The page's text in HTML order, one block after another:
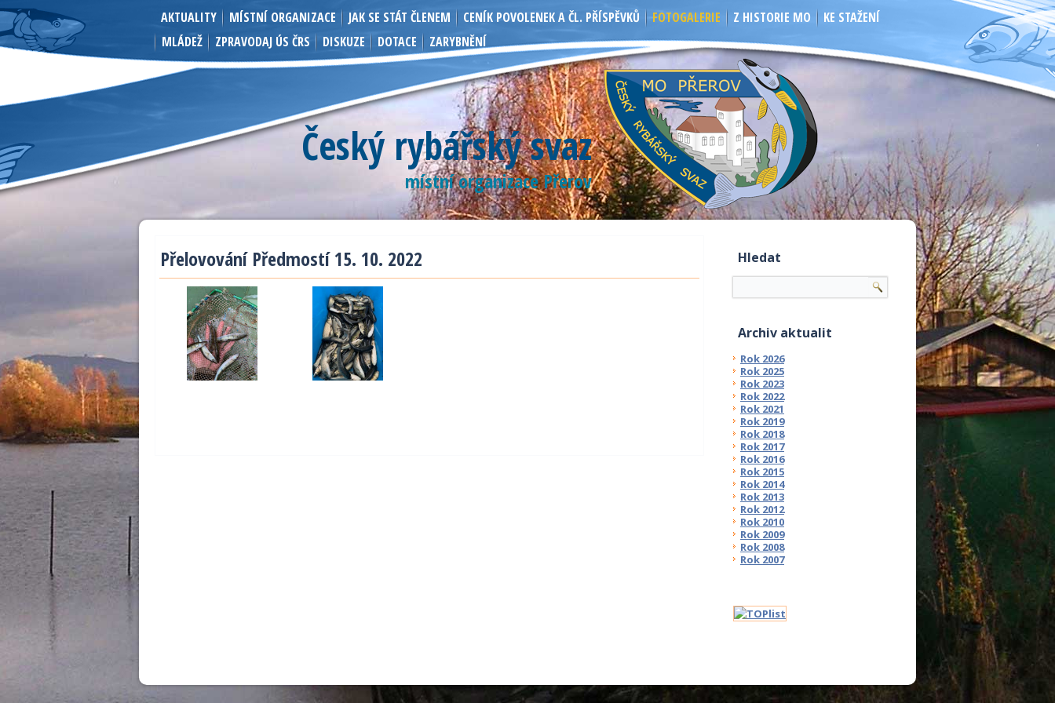
Český rybářský svaz
místní organizace Přerov
AKTUALITY MÍSTNÍ ORGANIZACE JAK SE STÁT ČLENEM CENÍK POVOLENEK A ČL. PŘÍSPĚVKŮ FOTOGALERIE Z HISTORIE MO
KE STAŽENÍ
MLÁDEŽ
ZPRAVODAJ ÚS ČRS DISKUZE DOTACE ZARYBNĚNÍ
Přelovování Předmostí 15. 10. 2022 Hledat
Archiv aktualit
Rok 2026
Rok 2025
Rok 2023
Rok 2022
Rok 2021
Rok 2019
Rok 2018
Rok 2017
Rok 2016
Rok 2015
Rok 2014
Rok 2013
Rok 2012
Rok 2010
Rok 2009
Rok 2008
Rok 2007